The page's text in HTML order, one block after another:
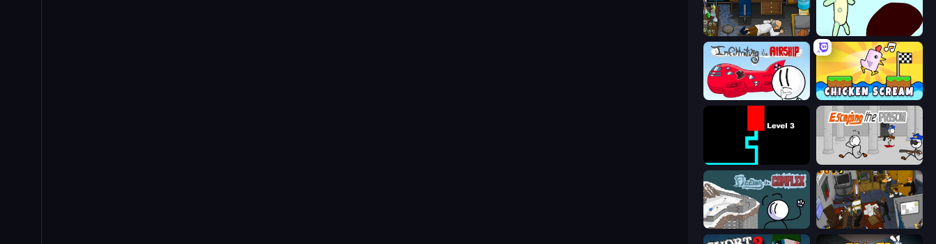
Foreign Creature Doodieman Voodoo
Infiltrating the Airship Chicken Scream
Scary Maze Escaping the Prison
Fleeing the Complex Foreign Creature 2